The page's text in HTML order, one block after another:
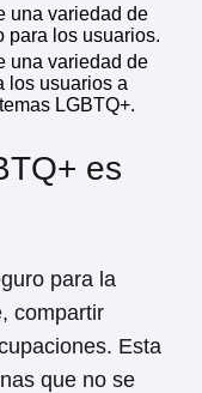
una variedad de
para los usuarios.
una variedad de
los usuarios a
LGBTQ+.
es
para la
compartir
Esta
que no se